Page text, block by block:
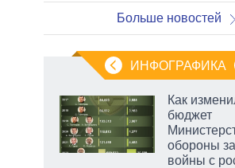
Больше новостей
ИНФОГРАФИКА
Как
бюджет
обороны
войны с